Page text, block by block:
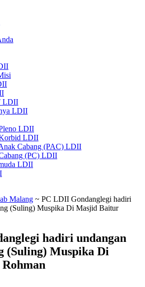
LDII
LDII
LDII
LDII
Cabang (PAC) LDII
(PC) LDII
LDII
Malang ~ PC LDII Gondanglegi hadiri
(Suling) Muspika Di Masjid Baitur
hadiri undangan
(Suling) Muspika Di